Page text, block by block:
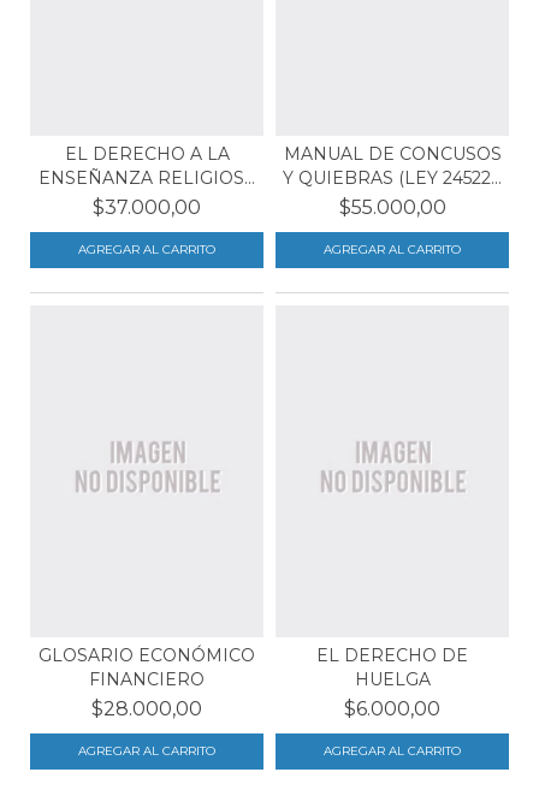
EL DERECHO A LA
ENSEÑANZA RELIGIOSA
EN L...
$37.000,00
MANUAL DE CONCUSOS
Y QUIEBRAS (LEY 24522...
$55.000,00
GLOSARIO ECONÓMICO
FINANCIERO
$28.000,00
EL DERECHO DE
HUELGA
$6.000,00